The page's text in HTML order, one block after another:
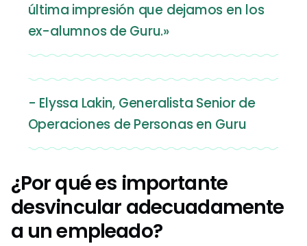
última impresión que dejamos en los
ex-alumnos de Guru.»
- Elyssa Lakin, Generalista Senior de
Operaciones de Personas en Guru
¿Por qué es importante
desvincular adecuadamente
a un empleado?